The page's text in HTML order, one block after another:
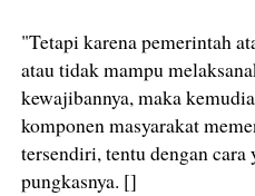
"Tetapi karena pemerintah
atau tidak mampu
kewajibannya, maka
komponen masyarakat
tersendiri, tentu dengan
pungkasnya. []